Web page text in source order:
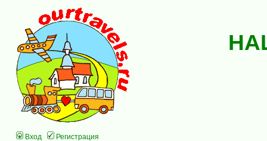
Вход Регистрация